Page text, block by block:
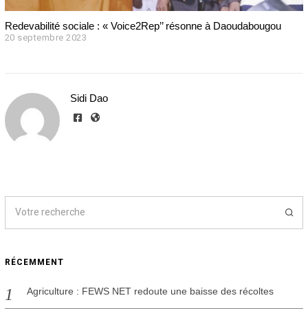
Redevabilité sociale : « Voice2Rep’’ résonne à Daoudabougou
20 septembre 2023
e
m
2
Sidi Dao
RÉCEMMENT
Agriculture : FEWS NET redoute une baisse des récoltes